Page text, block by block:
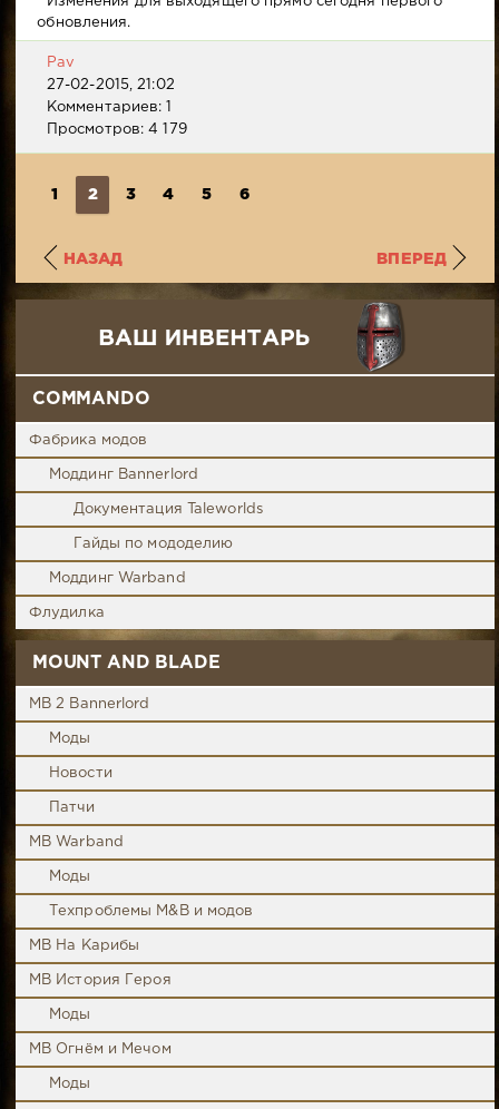
обновления.
Pav
27-02-2015, 21:02
Комментариев: 1
Просмотров: 4 179
1 2 3 4 5 6
НАЗАД ВПЕРЕД
COMMANDO
Фабрика модов
Моддинг Bannerlord
Документация Taleworlds
Гайды по мододелию
Моддинг Warband
Флудилка
MOUNT AND BLADE
MB 2 Bannerlord
Моды
Новости
Патчи
MB Warband
Моды
Техпроблемы M&B и модов
MB На Карибы
MB История Героя
Моды
MB Огнём и Мечом
Моды